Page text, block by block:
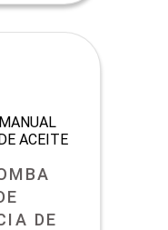
DE